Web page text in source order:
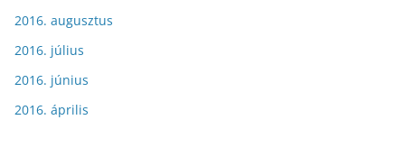
2016. augusztus
2016. július
2016. június
2016. április